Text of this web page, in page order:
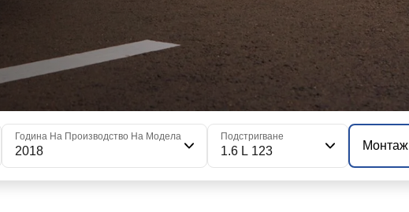
Година На Производство На Модела
2018
Подстригване
1.6 L 123 Монтаж